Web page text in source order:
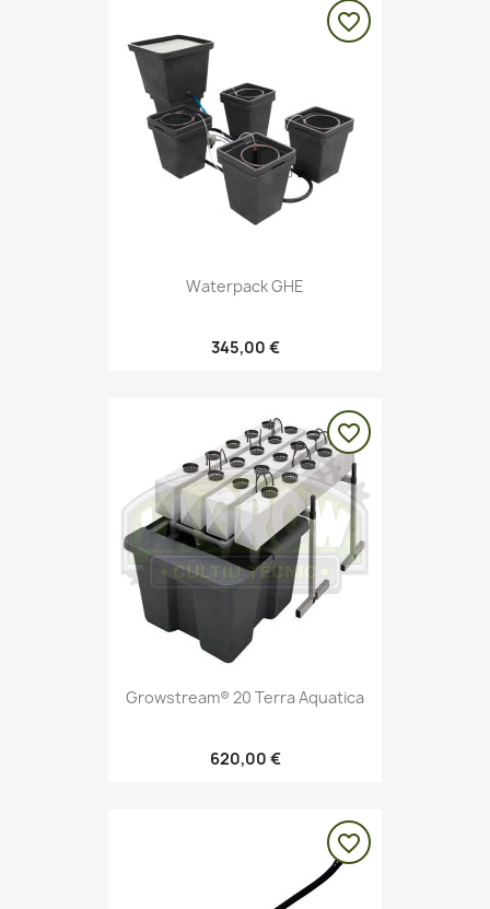
Waterpack GHE
345,00 €
favorite_border
Growstream® 20 Terra Aquatica
620,00 €
favorite_border
favorite_border